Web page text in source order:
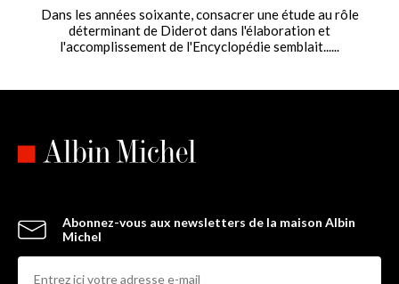
Dans les années soixante, consacrer une étude au rôle
déterminant de Diderot dans l'élaboration et
l'accomplissement de l'Encyclopédie semblait......
Abonnez-vous aux newsletters de la maison Albin
Michel